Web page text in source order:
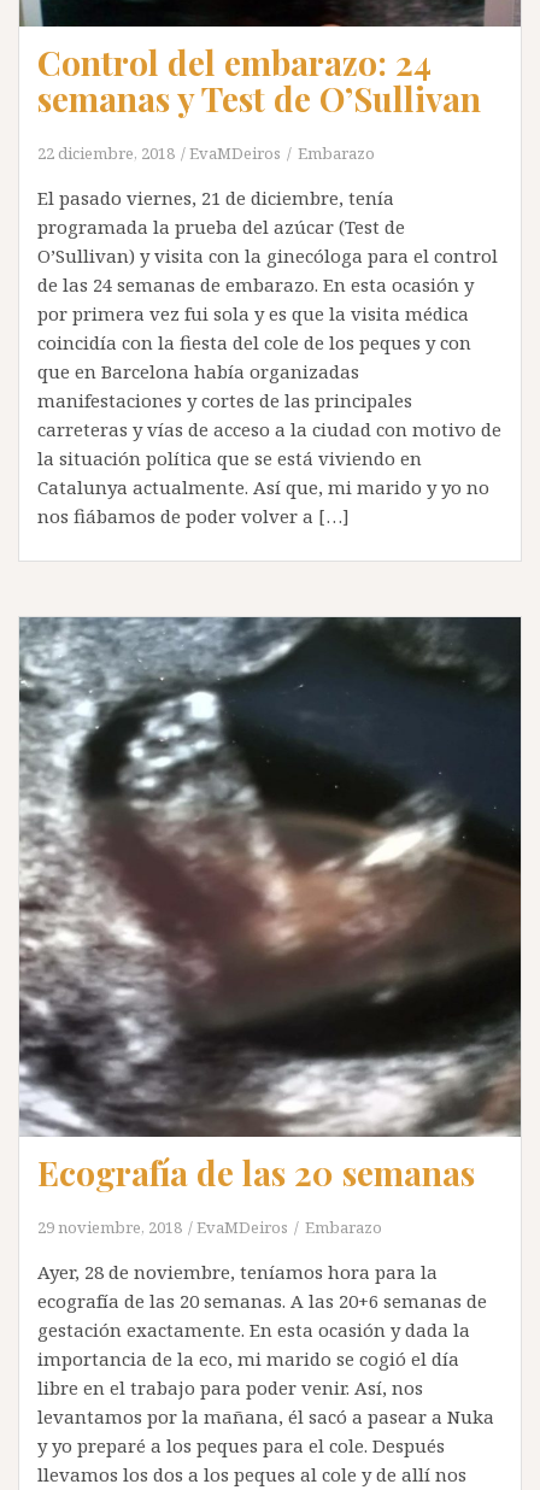
Control del embarazo: 24
semanas y Test de O’Sullivan
22 diciembre, 2018 EvaMDeiros Embarazo
El pasado viernes, 21 de diciembre, tenía
programada la prueba del azúcar (Test de
O’Sullivan) y visita con la ginecóloga para el control
de las 24 semanas de embarazo. En esta ocasión y
por primera vez fui sola y es que la visita médica
coincidía con la fiesta del cole de los peques y con
que en Barcelona había organizadas
manifestaciones y cortes de las principales
carreteras y vías de acceso a la ciudad con motivo de
la situación política que se está viviendo en
Catalunya actualmente. Así que, mi marido y yo no
nos fiábamos de poder volver a […]
Ecografía de las 20 semanas
29 noviembre, 2018 EvaMDeiros Embarazo
Ayer, 28 de noviembre, teníamos hora para la
ecografía de las 20 semanas. A las 20+6 semanas de
gestación exactamente. En esta ocasión y dada la
importancia de la eco, mi marido se cogió el día
libre en el trabajo para poder venir. Así, nos
levantamos por la mañana, él sacó a pasear a Nuka
y yo preparé a los peques para el cole. Después
llevamos los dos a los peques al cole y de allí nos